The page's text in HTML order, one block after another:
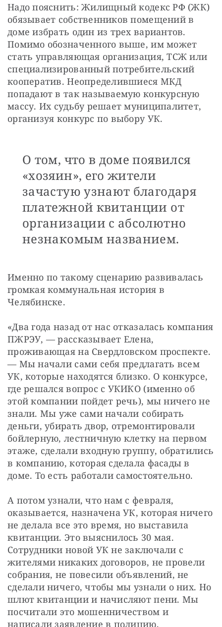
Надо пояснить: Жилищный кодекс РФ (ЖК)
обязывает собственников помещений в
доме избрать один из трех вариантов.
Помимо обозначенного выше, им может
стать управляющая организация, ТСЖ или
специализированный потребительский
кооператив. Неопределившиеся МКД
попадают в так называемую конкурсную
массу. Их судьбу решает муниципалитет,
организуя конкурс по выбору УК.
О том, что в доме появился
«хозяин», его жители
зачастую узнают благодаря
платежной квитанции от
организации с абсолютно
незнакомым названием.
Именно по такому сценарию развивалась
громкая коммунальная история в
Челябинске.
«Два года назад от нас отказалась компания
ПЖРЭУ, — рассказывает Елена,
проживающая на Свердловском проспекте.
— Мы начали сами себя предлагать всем
УК, которые находятся близко. О конкурсе,
где решался вопрос с УКИКО (именно об
этой компании пойдет речь), мы ничего не
знали. Мы уже сами начали собирать
деньги, убирать двор, отремонтировали
бойлерную, лестничную клетку на первом
этаже, сделали входную группу, обратились
в компанию, которая сделала фасады в
доме. То есть работали самостоятельно.
А потом узнали, что нам с февраля,
оказывается, назначена УК, которая ничего
не делала все это время, но выставила
квитанции. Это выяснилось 30 мая.
Сотрудники новой УК не заключали с
жителями никаких договоров, не провели
собрания, не повесили объявлений, не
сделали ничего, чтобы мы узнали о них. Но
шлют квитанции и начисляют пени. Мы
посчитали это мошенничеством и
написали заявление в полицию,